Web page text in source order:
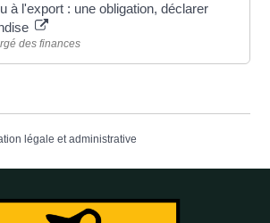
à l'export : une obligation, déclarer
des finances
légale et administrative